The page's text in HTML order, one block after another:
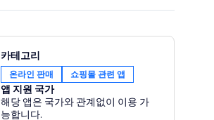
카테고리
온라인 판매 쇼핑몰 관련 앱
앱 지원 국가
해당 앱은 국가와 관계없이 이용 가
능합니다.